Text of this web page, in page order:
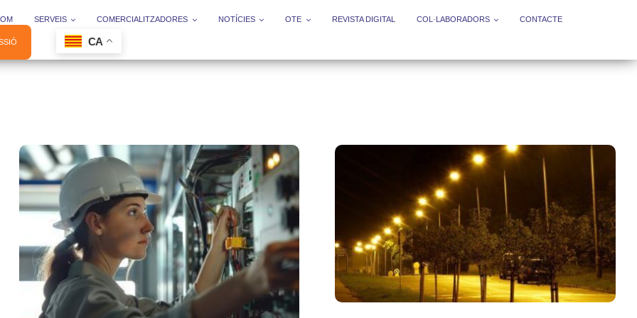
SERVEIS COMERCIALITZADORES NOTÍCIES OTE REVISTA DIGITAL COL·LABORADORS CONTACTE
CA